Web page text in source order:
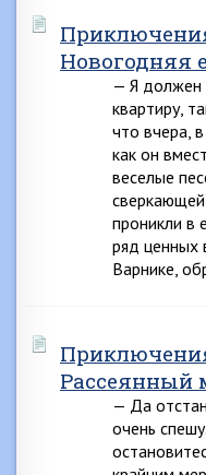
Новогодняя
— Я должен
квартиру,
что вчера,
как он
веселые
проникли в
ряд ценных
Варнике,
Рассеянный
— Да
очень